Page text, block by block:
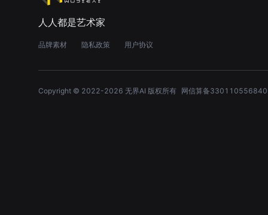
人人都是艺术家
品牌素材 隐私政策 用户协议
Copyright © 2022-2026 无界AI 版权所有 网信算备